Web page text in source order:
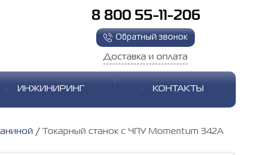
8 800 55-11-206
Обратный звонок
Доставка и оплата
ИНЖИНИРИНГ КОНТАКТЫ
Токарный станок с ЧПУ Momentum 342A